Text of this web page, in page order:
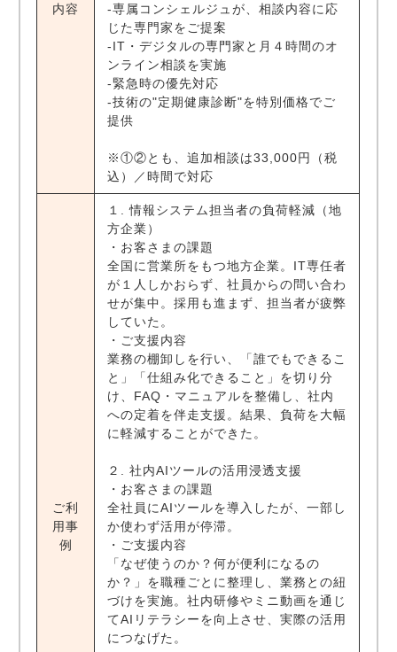
内容
‐専属コンシェルジュが、相談内容に応
じた専門家をご提案
‐IT・デジタルの専門家と月４時間のオ
ンライン相談を実施
‐緊急時の優先対応
‐技術の"定期健康診断"を特別価格でご
提供
※①②とも、追加相談は33,000円（税
込）／時間で対応
ご利
用事
例
１. 情報システム担当者の負荷軽減（地
方企業）
・お客さまの課題
全国に営業所をもつ地方企業。IT専任者
が１人しかおらず、社員からの問い合わ
せが集中。採用も進まず、担当者が疲弊
していた。
・ご支援内容
業務の棚卸しを行い、「誰でもできるこ
と」「仕組み化できること」を切り分
け、FAQ・マニュアルを整備し、社内
への定着を伴走支援。結果、負荷を大幅
に軽減することができた。
２. 社内AIツールの活用浸透支援
・お客さまの課題
全社員にAIツールを導入したが、一部し
か使わず活用が停滞。
・ご支援内容
「なぜ使うのか？何が便利になるの
か？」を職種ごとに整理し、業務との紐
づけを実施。社内研修やミニ動画を通じ
てAIリテラシーを向上させ、実際の活用
につなげた。